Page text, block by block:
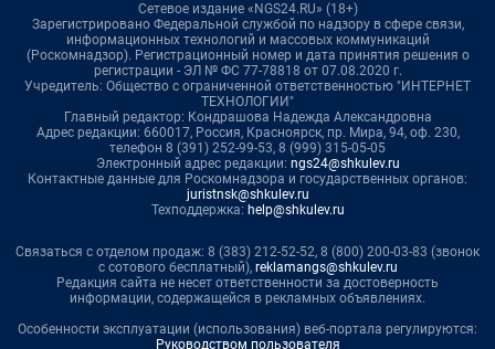
Сетевое издание «NGS24.RU» (18+)
Зарегистрировано Федеральной службой по надзору в сфере связи,
информационных технологий и массовых коммуникаций
(Роскомнадзор). Регистрационный номер и дата принятия решения о
регистрации - ЭЛ № ФС 77-78818 от 07.08.2020 г.
Учредитель: Общество с ограниченной ответственностью "ИНТЕРНЕТ
ТЕХНОЛОГИИ"
Главный редактор: Кондрашова Надежда Александровна
Адрес редакции: 660017, Россия, Красноярск, пр. Мира, 94, оф. 230,
телефон 8 (391) 252-99-53, 8 (999) 315-05-05
Электронный адрес редакции: ngs24@shkulev.ru
Контактные данные для Роскомнадзора и государственных органов:
juristnsk@shkulev.ru
Техподдержка: help@shkulev.ru
Связаться с отделом продаж: 8 (383) 212-52-52, 8 (800) 200-03-83 (звонок
с сотового бесплатный), reklamangs@shkulev.ru
Редакция сайта не несет ответственности за достоверность
информации, содержащейся в рекламных объявлениях.
Особенности эксплуатации (использования) веб-портала регулируются:
Руководством пользователя